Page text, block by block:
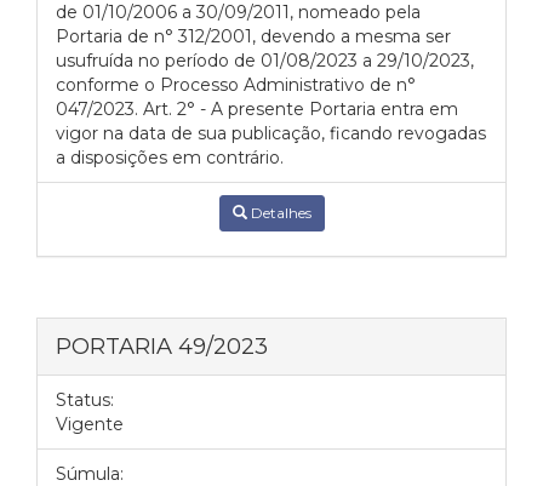
de 01/10/2006 a 30/09/2011, nomeado pela
Portaria de n° 312/2001, devendo a mesma ser
usufruída no período de 01/08/2023 a 29/10/2023,
conforme o Processo Administrativo de n°
047/2023. Art. 2° - A presente Portaria entra em
vigor na data de sua publicação, ficando revogadas
a disposições em contrário.
Detalhes
PORTARIA 49/2023
Status:
Vigente
Súmula: